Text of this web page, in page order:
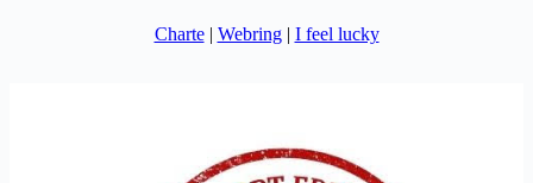
Charte| Webring| I feel lucky